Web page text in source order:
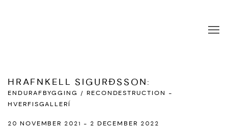
HRAFNKELL SIGURÐSSON:
ENDURAFBYGGING / RECONDESTRUCTION -
HVERFISGALLERÍ
20 NOVEMBER 2021 - 2 DECEMBER 2022